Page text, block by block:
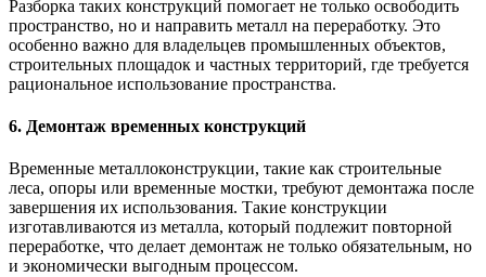
Разборка таких конструкций помогает не только освободить
пространство, но и направить металл на переработку. Это
особенно важно для владельцев промышленных объектов,
строительных площадок и частных территорий, где требуется
рациональное использование пространства.
6. Демонтаж временных конструкций
Временные металлоконструкции, такие как строительные
леса, опоры или временные мостки, требуют демонтажа после
завершения их использования. Такие конструкции
изготавливаются из металла, который подлежит повторной
переработке, что делает демонтаж не только обязательным, но
и экономически выгодным процессом.